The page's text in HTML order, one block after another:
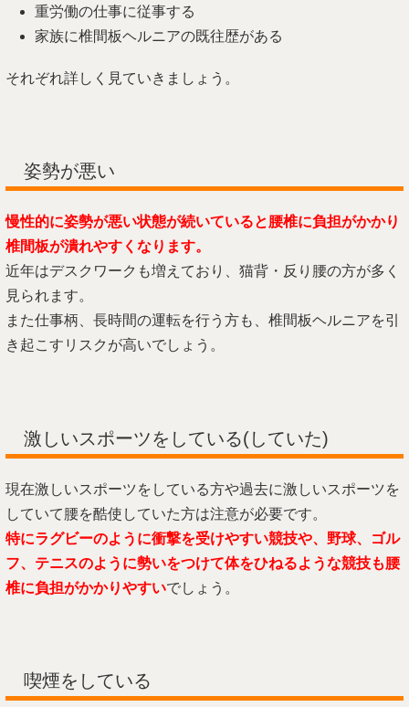
重労働の仕事に従事する
家族に椎間板ヘルニアの既往歴がある
それぞれ詳しく見ていきましょう。
姿勢が悪い
慢性的に姿勢が悪い状態が続いていると腰椎に負担がかかり
椎間板が潰れやすくなります。
近年はデスクワークも増えており、猫背・反り腰の方が多く
見られます。
また仕事柄、長時間の運転を行う方も、椎間板ヘルニアを引
き起こすリスクが高いでしょう。
激しいスポーツをしている(していた)
現在激しいスポーツをしている方や過去に激しいスポーツを
していて腰を酷使していた方は注意が必要です。
特にラグビーのように衝撃を受けやすい競技や、野球、ゴル
フ、テニスのように勢いをつけて体をひねるような競技も腰
椎に負担がかかりやすいでしょう。
喫煙をしている